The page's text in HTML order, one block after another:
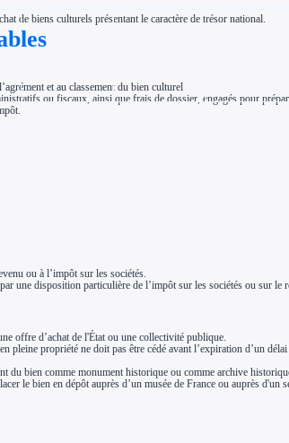
aides pour votre secteur ?
Aides Région Bourgogne-Franche-Comté
Aides Région Bretagne
Aides Région Centre-Val de Loire
Aides Région Guyane
Aides Région Martinique
Aides Région Mayotte
Aides Nationales
Aides Européennes
autonome
de biens culturels présentant le caractère de trésor national.
et au classement du bien culturel
ou fiscaux, ainsi que frais de dossier, engagés pour
ou à l’impôt sur les sociétés.
une disposition particulière de l’impôt sur les sociétés ou sur le
offre d’achat de l'État ou une collectivité publique.
pleine propriété ne doit pas être cédé avant l’expiration d’un
du bien comme monument historique ou comme archive
le bien en dépôt auprès d’un musée de France ou auprès